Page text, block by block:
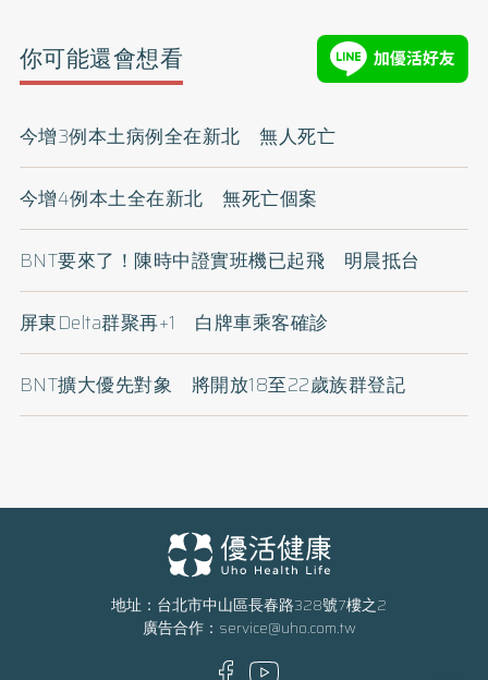
你可能還會想看
今增3例本土病例全在新北 無人死亡
今增4例本土全在新北 無死亡個案
BNT要來了！陳時中證實班機已起飛 明晨抵台
屏東Delta群聚再+1 白牌車乘客確診
BNT擴大優先對象 將開放18至22歲族群登記
地址：台北市中山區長春路328號7樓之2
廣告合作： service@uho.com.tw